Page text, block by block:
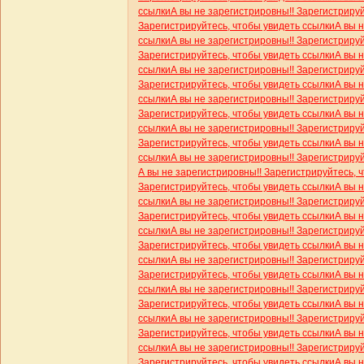
ссылкиА вы не зарегистрировны!!
Зарегистрируйтесь, чтобы увидеть ссылкиА вы
ссылкиА вы не зарегистрировны!!
Зарегистрируйтесь, чтобы увидеть ссылкиА вы
ссылкиА вы не зарегистрировны!!
Зарегистрируйтесь, чтобы увидеть ссылкиА вы
ссылкиА вы не зарегистрировны!!
Зарегистрируйтесь, чтобы увидеть ссылкиА вы
ссылкиА вы не зарегистрировны!!
Зарегистрируйтесь, чтобы увидеть ссылкиА вы
ссылкиА вы не зарегистрировны!!
А вы не зарегистрировны!! Зарегистрируйтесь,
Зарегистрируйтесь, чтобы увидеть ссылкиА вы
ссылкиА вы не зарегистрировны!!
Зарегистрируйтесь, чтобы увидеть ссылкиА вы
ссылкиА вы не зарегистрировны!!
Зарегистрируйтесь, чтобы увидеть ссылкиА вы
ссылкиА вы не зарегистрировны!!
Зарегистрируйтесь, чтобы увидеть ссылкиА вы
ссылкиА вы не зарегистрировны!!
Зарегистрируйтесь, чтобы увидеть ссылкиА вы
ссылкиА вы не зарегистрировны!!
Зарегистрируйтесь, чтобы увидеть ссылкиА вы
ссылкиА вы не зарегистрировны!!